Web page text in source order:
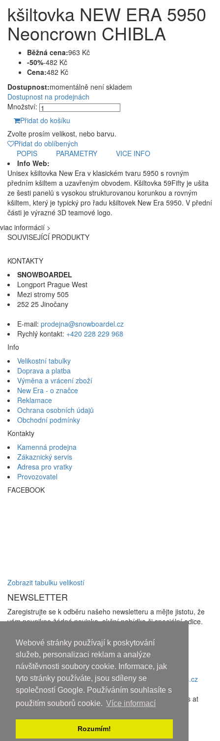
Webové stránky používají k poskytování
služeb, personalizaci reklam a analýze
návštěvnosti soubory cookie. Informace, jak
tyto stránky používáte, jsou sdíleny se
společností Google. Používáním souhlasíte s
použitím souborů cookie. Více informací
Rozumím!
kšiltovka NEW ERA 5950
Neoncrown CHIBLA
Běžná cena:963 Kč
-50%-482 Kč
Cena:482 Kč
Dostupnost:momentálně není skladem
Dostupnost na prodejnách
Množství:
Přidat do košíku
Zvolte prosím velikost, nebo barvu.
Přidat do oblíbených
POPIS
PARAMETRY
VICE INFO
Info Web:
Unisex kšiltovka New Era v klasickém tvaru 5950 s rovným
předním kšiltem a uzavřeným obvodem. Kšiltovka 59Fifty je ušita
ze šesti panelů s vysokou strukturovanou korunkou a rovným
kšiltem, který je typický pro řadu kšiltovek New Era 5950. V přední
části je výrazné 3D teamové logo.
viac informácií >
SOUVISEJÍCÍ PRODUKTY
KONTAKTY
SNOWBOARDEL
Longport Prague West
Mezi stromy 505
252 25 Jinočany
E-mail: prodejna@snowboardel.cz
Rychlý kontakt: +420 228 229 968
Info
Velikostní tabulky
Doprava a platba
Výměna a vrácení zboží
New Era - o značce
Reklamace
Ochrana osobních údajů
Obchodní podmínky
Kontakty
Kamenná prodejna
Zákaznický servis
Adresa pro vratky
Provozovatel
FACEBOOK
Zobrazit tabulku velikostí
NEWSLETTER
Zaregistrujte se k odběru našeho newsletteru a mějte jistotu, že
vám neunikne žádná novinka, akční nabídka či speciální edice.
newsletterů a sezpracováním osobních údajů
Odhlásit odběr
Copyright © 2010-2018 An systems, s.r.o.
Nahoru
Discover the latest movies and high-quality streaming options at
sflix.com.